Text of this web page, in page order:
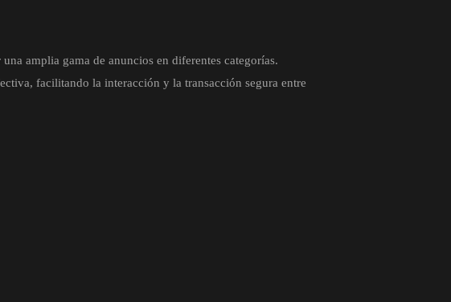
amplia gama de anuncios en diferentes categorías.
facilitando la interacción y la transacción segura entre